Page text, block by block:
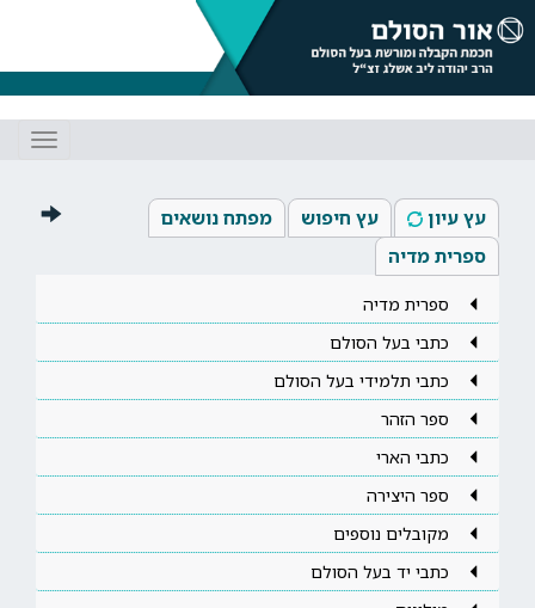
עץ עיון עץ חיפוש
מפתח נושאים
ספרית מדיה
ספרית מדיה
כתבי בעל הסולם
כתבי תלמידי בעל הסולם
ספר הזהר
כתבי הארי
ספר היצירה
מקובלים נוספים
כתבי יד בעל הסולם